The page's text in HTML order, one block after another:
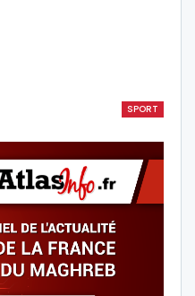
SPORT